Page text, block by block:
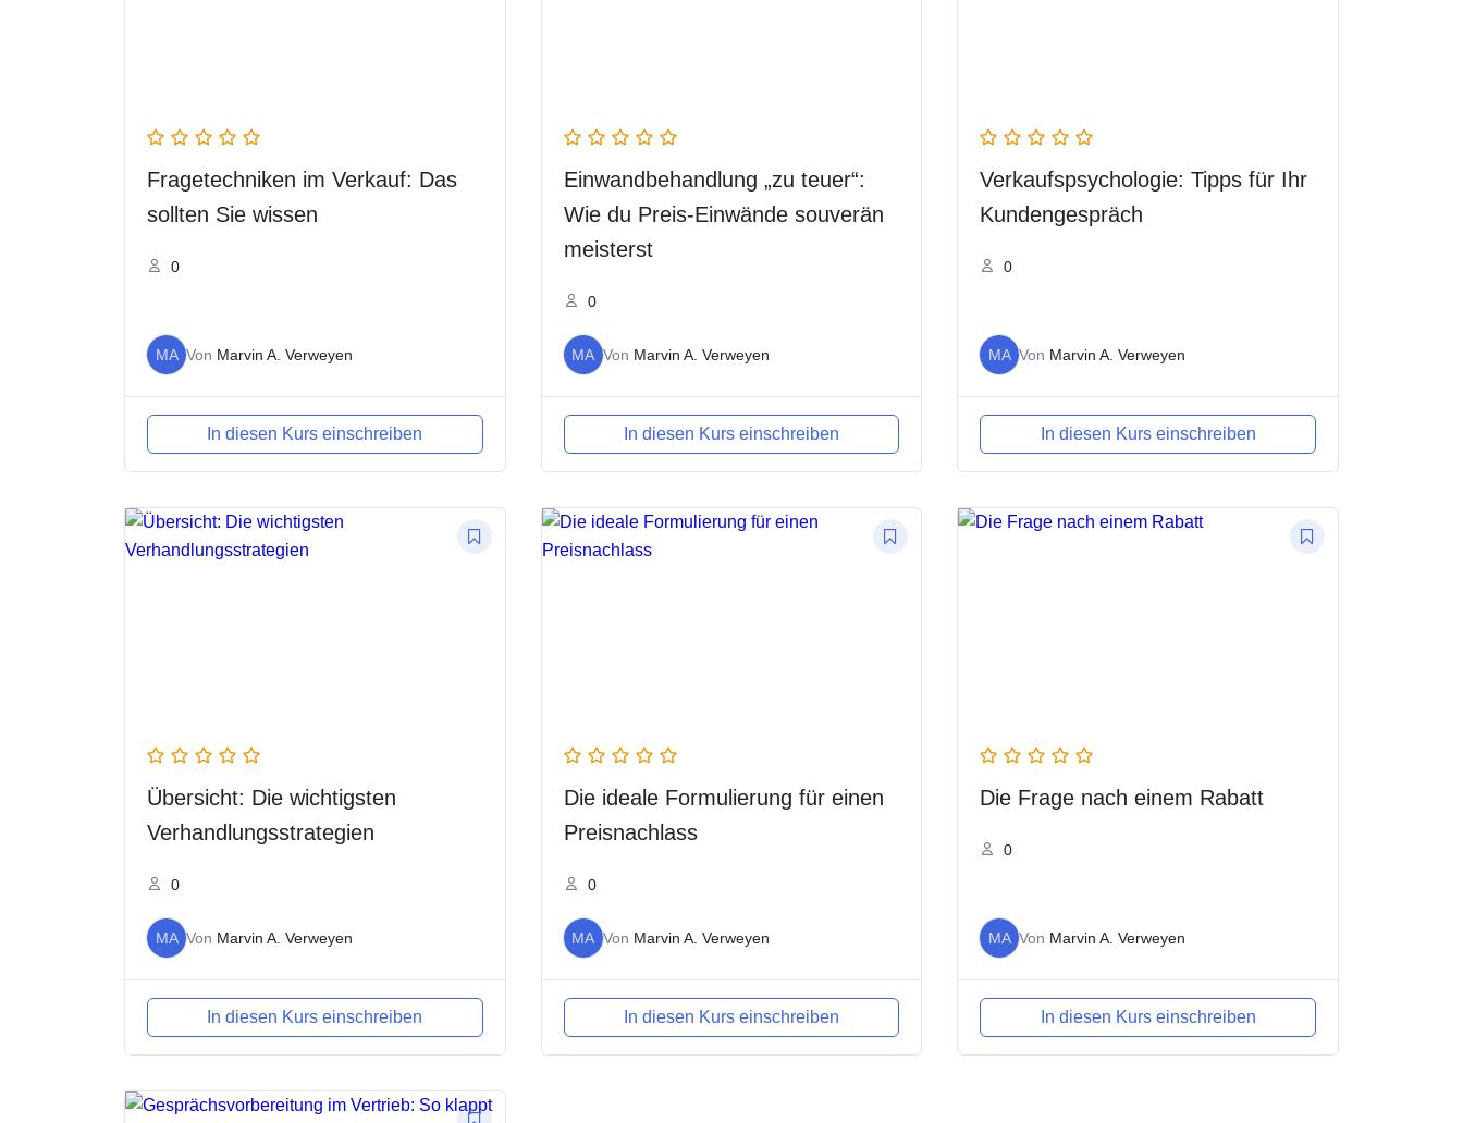
Fragetechniken im Verkauf: Das
sollten Sie wissen
0
MA Von Marvin A. Verweyen
In diesen Kurs einschreiben
Einwandbehandlung „zu teuer“:
Wie du Preis-Einwände souverän
meisterst
0
MA Von Marvin A. Verweyen
In diesen Kurs einschreiben
Verkaufspsychologie: Tipps für Ihr
Kundengespräch
0
MA Von Marvin A. Verweyen
In diesen Kurs einschreiben
Übersicht: Die wichtigsten
Verhandlungsstrategien
0
MA Von Marvin A. Verweyen
In diesen Kurs einschreiben
Die ideale Formulierung für einen
Preisnachlass
0
MA Von Marvin A. Verweyen
In diesen Kurs einschreiben
Die Frage nach einem Rabatt
0
MA Von Marvin A. Verweyen
In diesen Kurs einschreiben